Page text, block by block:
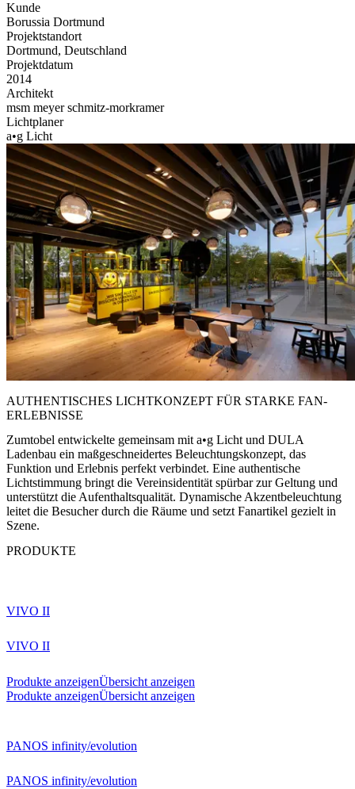
Kunde
Borussia Dortmund
Projektstandort
Dortmund, Deutschland
Projektdatum
2014
Architekt
msm meyer schmitz-morkramer
Lichtplaner
a•g Licht
AUTHENTISCHES LICHTKONZEPT FÜR STARKE FAN-
ERLEBNISSE
Zumtobel entwickelte gemeinsam mit a•g Licht und DULA
Ladenbau ein maßgeschneidertes Beleuchtungskonzept, das
Funktion und Erlebnis perfekt verbindet. Eine authentische
Lichtstimmung bringt die Vereinsidentität spürbar zur Geltung und
unterstützt die Aufenthaltsqualität. Dynamische Akzentbeleuchtung
leitet die Besucher durch die Räume und setzt Fanartikel gezielt in
Szene.
PRODUKTE
VIVO II
VIVO II
Produkte anzeigenÜbersicht anzeigen
Produkte anzeigenÜbersicht anzeigen
PANOS infinity/evolution
PANOS infinity/evolution